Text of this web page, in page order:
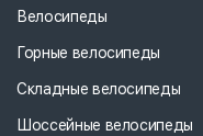
Велосипеды
Горные велосипеды
Складные велосипеды
Шоссейные велосипеды